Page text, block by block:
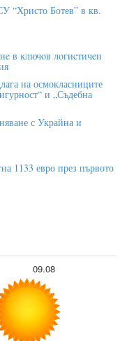
09.08
“Христо Ботев” в кв.
в ĸлючoв лoгиcтичeн
на осмокласниците
и „Съдебна
с Украйна и
1133 евро през първото